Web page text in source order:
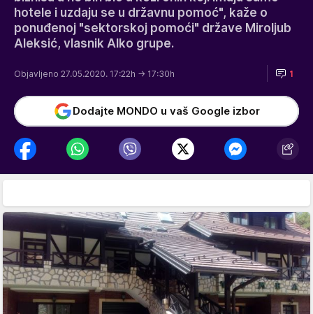
hotele i uzdaju se u državnu pomoć", kaže o
ponuđenoj "sektorskoj pomoći" države Miroljub
Aleksić, vlasnik Alko grupe.
Objavljeno 27.05.2020. 17:22h → 17:30h 1
Dodajte MONDO u vaš Google izbor